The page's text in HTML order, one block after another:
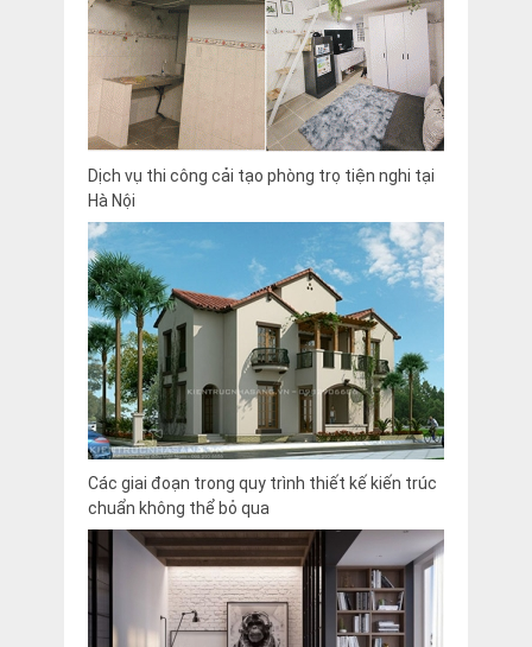
Dịch vụ thi công cải tạo phòng trọ tiện nghi tại
Hà Nội
Các giai đoạn trong quy trình thiết kế kiến trúc
chuẩn không thể bỏ qua